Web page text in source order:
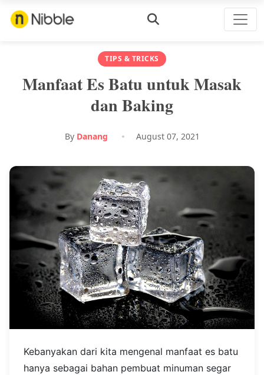
TIPS & TRICKS
Manfaat Es Batu untuk Masak
dan Baking
By Danang August 07, 2021
Kebanyakan dari kita mengenal manfaat es batu
hanya sebagai bahan pembuat minuman segar